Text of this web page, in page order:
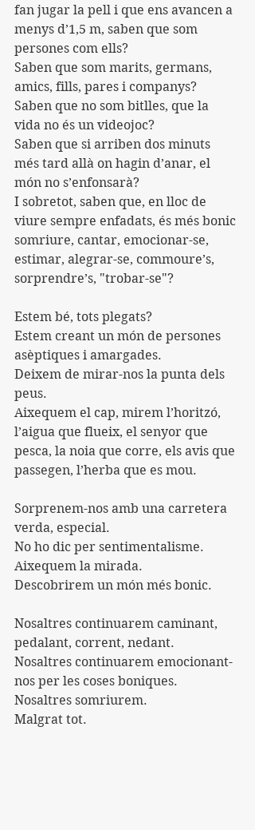
fan jugar la pell i que ens avancen a
menys d’1,5 m, saben que som
persones com ells?
Saben que som marits, germans,
amics, fills, pares i companys?
Saben que no som bitlles, que la
vida no és un videojoc?
Saben que si arriben dos minuts
més tard allà on hagin d’anar, el
món no s’enfonsarà?
I sobretot, saben que, en lloc de
viure sempre enfadats, és més bonic
somriure, cantar, emocionar-se,
estimar, alegrar-se, commoure’s,
sorprendre’s, "trobar-se"?
Estem bé, tots plegats?
Estem creant un món de persones
asèptiques i amargades.
Deixem de mirar-nos la punta dels
peus.
Aixequem el cap, mirem l’horitzó,
l’aigua que flueix, el senyor que
pesca, la noia que corre, els avis que
passegen, l’herba que es mou.
Sorprenem-nos amb una carretera
verda, especial.
No ho dic per sentimentalisme.
Aixequem la mirada.
Descobrirem un món més bonic.
Nosaltres continuarem caminant,
pedalant, corrent, nedant.
Nosaltres continuarem emocionant-
nos per les coses boniques.
Nosaltres somriurem.
Malgrat tot.